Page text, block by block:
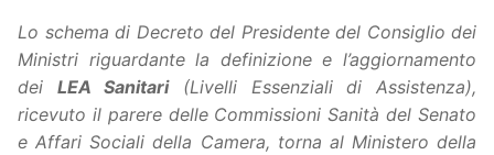
Lo schema di Decreto del Presidente del Consiglio dei
Ministri riguardante la definizione e l’aggiornamento
dei LEA Sanitari(Livelli Essenziali di Assistenza),
ricevuto il parere delle Commissioni Sanità del Senato
e Affari Sociali della Camera, torna al Ministero della